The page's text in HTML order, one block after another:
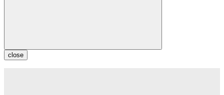
close